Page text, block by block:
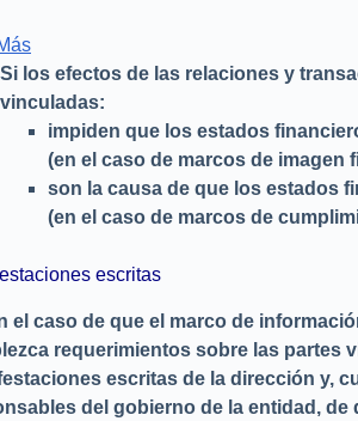
Si los efectos de las relaciones y
vinculadas:
impiden que los estados
(en el caso de marcos de imagen
son la causa de que los estados
(en el caso de marcos de
escritas
el caso de que el marco de
requerimientos sobre las partes
escritas de la dirección y,
del gobierno de la entidad, de